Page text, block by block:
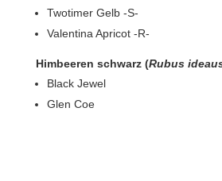
Twotimer Gelb -S-
Valentina Apricot -R-
Himbeeren schwarz (Rubus
Black Jewel
Glen Coe